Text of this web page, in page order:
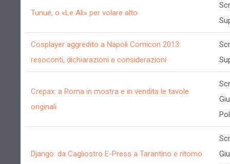
Tunué, o «Le Ali» per volare alto
Cosplayer aggredito a Napoli Comicon 2013:
resoconti, dichiarazioni e considerazioni
Crepax: a Roma in mostra e in vendita le tavole
originali
Django: da Cagliostro E-Press a Tarantino e ritorno